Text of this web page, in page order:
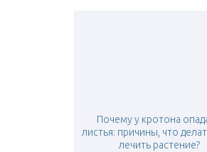
Почему у кротона
листья: причины, что
лечить растение?